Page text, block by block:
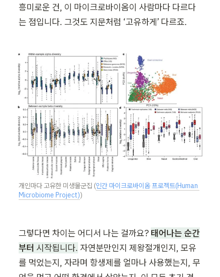
흥미로운 건, 이 마이크로바이옴이 사람마다 다르다
는 점입니다. 그것도 지문처럼 ‘고유하게’ 다르죠.
개인마다 고유한 미생물군집 (인간 마이크로바이옴 프로젝트(Human
Microbiome Project))
그렇다면 차이는 어디서 나는 걸까요? 태어나는 순간
부터 시작됩니다. 자연분만인지 제왕절개인지, 모유
를 먹었는지, 자라며 항생제를 얼마나 사용했는지, 무